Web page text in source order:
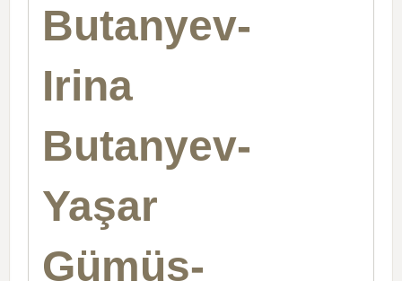
Butanyev-
Irina
Butanyev-
Yaşar
Gümüş-